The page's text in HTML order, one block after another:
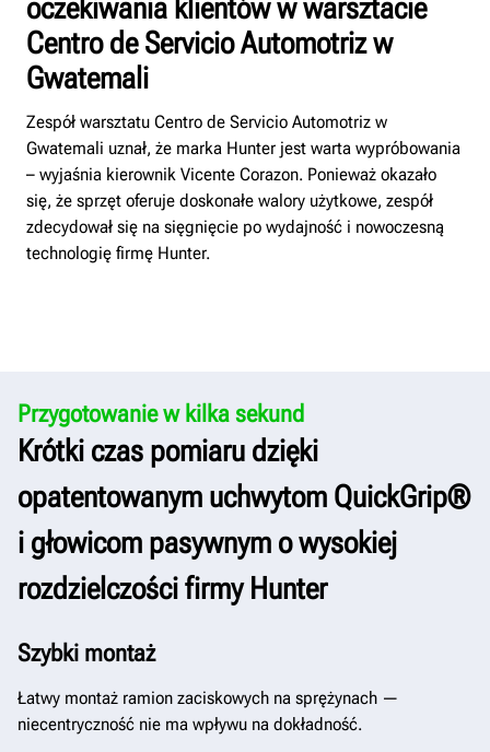
oczekiwania klientów w warsztacie
Centro de Servicio Automotriz w
Gwatemali
Zespół warsztatu Centro de Servicio Automotriz w
Gwatemali uznał, że marka Hunter jest warta wypróbowania
– wyjaśnia kierownik Vicente Corazon. Ponieważ okazało
się, że sprzęt oferuje doskonałe walory użytkowe, zespół
zdecydował się na sięgnięcie po wydajność i nowoczesną
technologię firmę Hunter.
Przygotowanie w kilka sekund
Krótki czas pomiaru dzięki
opatentowanym uchwytom QuickGrip®
i głowicom pasywnym o wysokiej
rozdzielczości firmy Hunter
Szybki montaż
Łatwy montaż ramion zaciskowych na sprężynach —
niecentryczność nie ma wpływu na dokładność.